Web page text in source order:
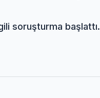
soruşturma başlattı.